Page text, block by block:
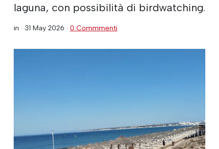
laguna, con possibilità di birdwatching.
in · 31 May 2026 · 0 Commmenti